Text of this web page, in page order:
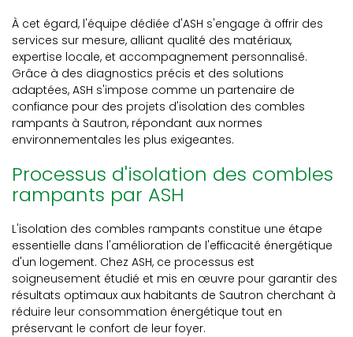
À cet égard, l'équipe dédiée d'ASH s'engage à offrir des
services sur mesure, alliant qualité des matériaux,
expertise locale, et accompagnement personnalisé.
Grâce à des diagnostics précis et des solutions
adaptées, ASH s'impose comme un partenaire de
confiance pour des projets d'isolation des combles
rampants à Sautron, répondant aux normes
environnementales les plus exigeantes.
Processus d'isolation des combles
rampants par ASH
L'isolation des combles rampants constitue une étape
essentielle dans l'amélioration de l'efficacité énergétique
d'un logement. Chez ASH, ce processus est
soigneusement étudié et mis en œuvre pour garantir des
résultats optimaux aux habitants de Sautron cherchant à
réduire leur consommation énergétique tout en
préservant le confort de leur foyer.